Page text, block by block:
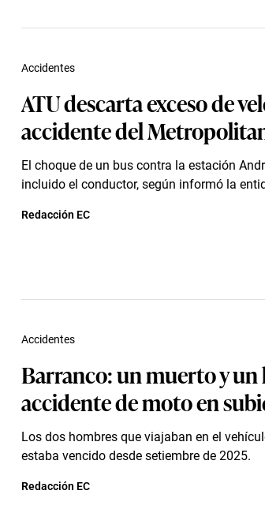
ATU descarta exceso de
accidente del
El choque de un bus contra la estación
incluido el conductor, según informó la
Accidentes
Redacción EC
Barranco: un muerto y
accidente de moto en
Los dos hombres que viajaban en el
estaba vencido desde setiembre de 2025.
Accidentes
Redacción EC